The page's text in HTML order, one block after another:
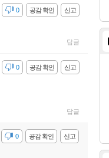
신고
공감 확인
0
답글
신고
공감 확인
0
답글
신고
공감 확인
0